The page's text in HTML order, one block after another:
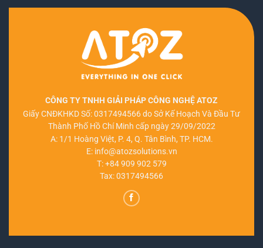
CÔNG TY TNHH GIẢI PHÁP CÔNG NGHỆ ATOZ
Giấy CNĐKHKD Số: 0317494566 do Sở Kế Hoạch Và Đầu Tư
Thành Phố Hồ Chí Minh cấp ngày 29/09/2022
A: 1/1 Hoàng Việt, P. 4, Q. Tân Bình, TP. HCM.
E: info@atozsolutions.vn
T:+84 909 902 579
Tax: 0317494566